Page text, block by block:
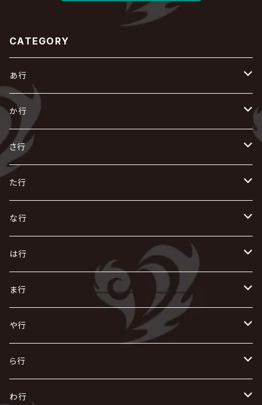
CATEGORY
あ行
あ
R指定
AIOLIN
Azavana
Acid Black Cherry
い
IKUO
exist†trace
色々な十字架
う
VIRGE / ヴァージュ
Waive
え
ACE OF SPADES
X JAPAN
お
AURORIZE
OFIAM
か行
か
怪人二十面奏
Kαin
the GazettE
き
KISAKI
キズ
く
Crack6
グラビティ
け
[ kei ] / 圭
仮病
こ
GOATBED
ゴールデンボンバー
さ行
さ
ザアザア
The THIRTEEN
し
Zeke Deux
Z CLEAR
す
Z CLEAR
超ジャシー
せ
ゼラ
零[Hz]
そ
SOPHIA
ZOMBIE / ぞんび
た行
た
DASEIN
DAIGO
ち
CHAQLA.
つ
て
D
DIAURA
と
東京花嫁
な行
な
NIGHTMARE
NAZARE
に
NiEL
NICOLAS
ぬ
nurié
ね
NETH PRIERE CAIN
の
は行
は
heidi.
H.U.G
ひ
HERO
美炎-BIEN-
ふ
Far East Dizain
へ
ま行
ま
THE MICRO HEAD 4N'S
MAO / マオ from SID
み
未完成アリス
む
や行
や
ヤミテラ / 外道反逆者ヤミテラ
ゆ
ら行
ら
わ行